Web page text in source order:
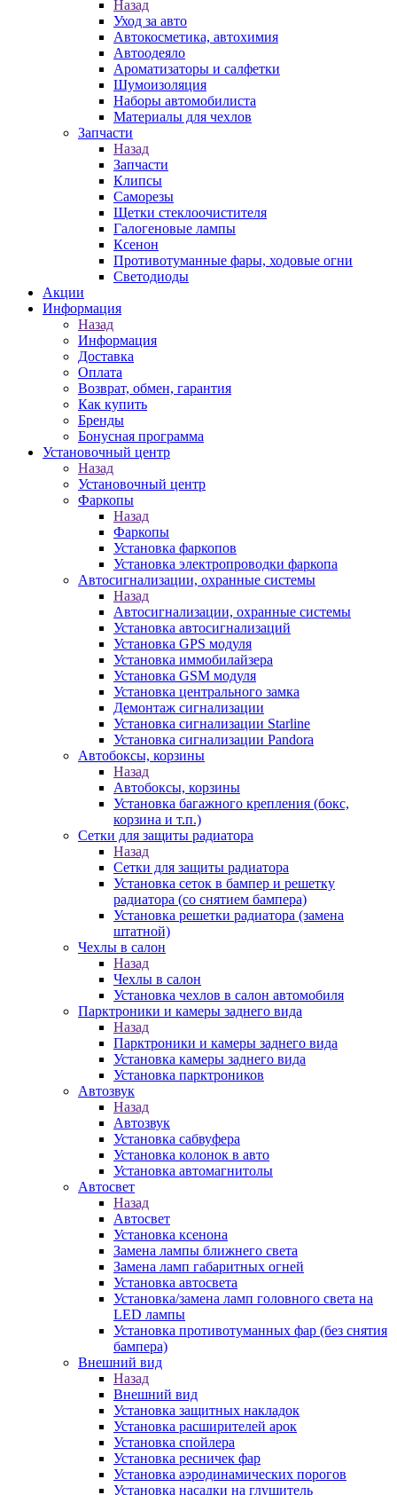
Назад
Уход за авто
Автокосметика, автохимия
Автоодеяло
Ароматизаторы и салфетки
Шумоизоляция
Наборы автомобилиста
Материалы для чехлов
Запчасти
Назад
Запчасти
Клипсы
Саморезы
Щетки стеклоочистителя
Галогеновые лампы
Ксенон
Противотуманные фары, ходовые огни
Светодиоды
Акции
Информация
Назад
Информация
Доставка
Оплата
Возврат, обмен, гарантия
Как купить
Бренды
Бонусная программа
Установочный центр
Назад
Установочный центр
Фаркопы
Назад
Фаркопы
Установка фаркопов
Установка электропроводки фаркопа
Автосигнализации, охранные системы
Назад
Автосигнализации, охранные системы
Установка автосигнализаций
Установка GPS модуля
Установка иммобилайзера
Установка GSM модуля
Установка центрального замка
Демонтаж сигнализации
Установка сигнализации Starline
Установка сигнализации Pandora
Автобоксы, корзины
Назад
Автобоксы, корзины
Установка багажного крепления (бокс,
корзина и т.п.)
Сетки для защиты радиатора
Назад
Сетки для защиты радиатора
Установка сеток в бампер и решетку
радиатора (со снятием бампера)
Установка решетки радиатора (замена
штатной)
Чехлы в салон
Назад
Чехлы в салон
Установка чехлов в салон автомобиля
Парктроники и камеры заднего вида
Назад
Парктроники и камеры заднего вида
Установка камеры заднего вида
Установка парктроников
Автозвук
Назад
Автозвук
Установка сабвуфера
Установка колонок в авто
Установка автомагнитолы
Автосвет
Назад
Автосвет
Установка ксенона
Замена лампы ближнего света
Замена ламп габаритных огней
Установка автосвета
Установка/замена ламп головного света на
LED лампы
Установка противотуманных фар (без снятия
бампера)
Внешний вид
Назад
Внешний вид
Установка защитных накладок
Установка расширителей арок
Установка спойлера
Установка ресничек фар
Установка аэродинамических порогов
Установка насадки на глушитель